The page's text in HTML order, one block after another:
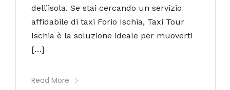
dell’isola. Se stai cercando un servizio
affidabile di taxi Forio Ischia, Taxi Tour
Ischia è la soluzione ideale per muoverti
[…]
Read More